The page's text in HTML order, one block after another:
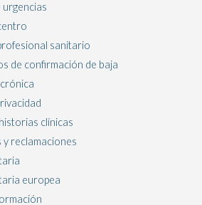
urgencias
sanitario
de confirmación de baja
clínicas
y reclamaciones
europea